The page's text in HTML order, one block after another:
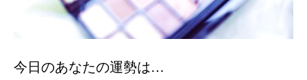
今日のあなたの運勢は…